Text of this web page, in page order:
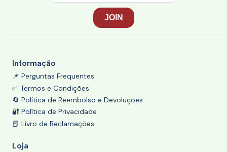
Informação
📌 Perguntas Frequentes
✅ Termos e Condições
🔄 Política de Reembolso e Devoluções
🔐 Política de Privacidade
📕 Livro de Reclamações
Loja